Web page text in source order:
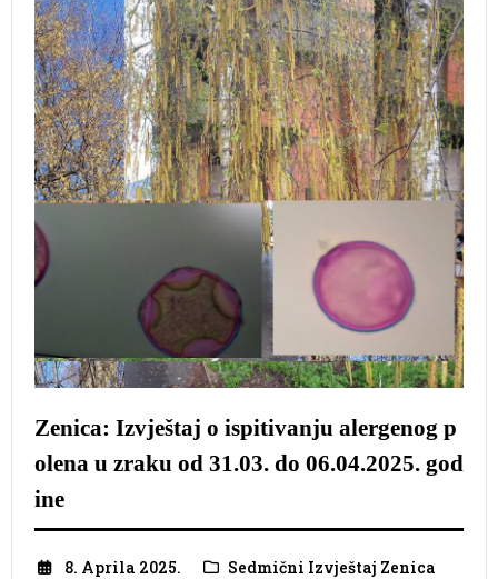
Zenica: Izvještaj o ispitivanju alergenog p
olena u zraku od 31.03. do 06.04.2025. god
ine
8. Aprila 2025. Sedmični Izvještaj Zenica